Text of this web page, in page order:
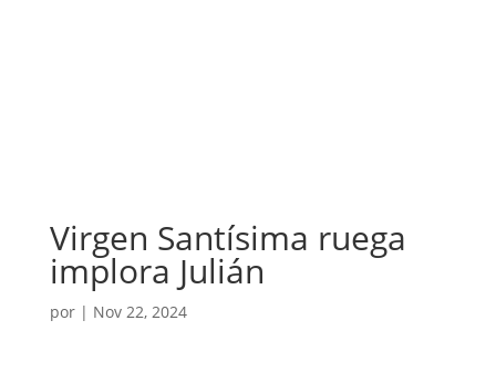
Virgen Santísima ruega
implora Julián
por | Nov 22, 2024